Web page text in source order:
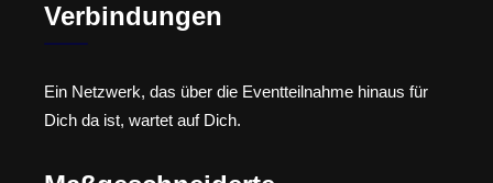
Verbindungen
Ein Netzwerk, das über die Eventteilnahme hinaus für
Dich da ist, wartet auf Dich.